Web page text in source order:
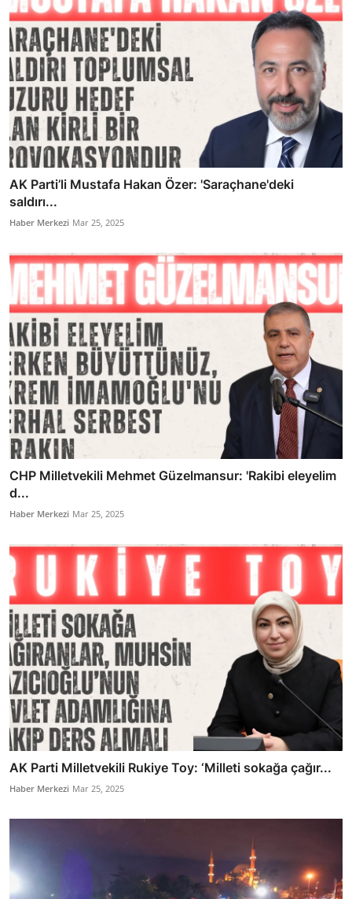
AK Parti’li Mustafa Hakan Özer: 'Saraçhane'deki
saldırı...
Haber Merkezi Mar 25, 2025
CHP Milletvekili Mehmet Güzelmansur: 'Rakibi eleyelim
d...
Haber Merkezi Mar 25, 2025
AK Parti Milletvekili Rukiye Toy: ‘Milleti sokağa çağır...
Haber Merkezi Mar 25, 2025